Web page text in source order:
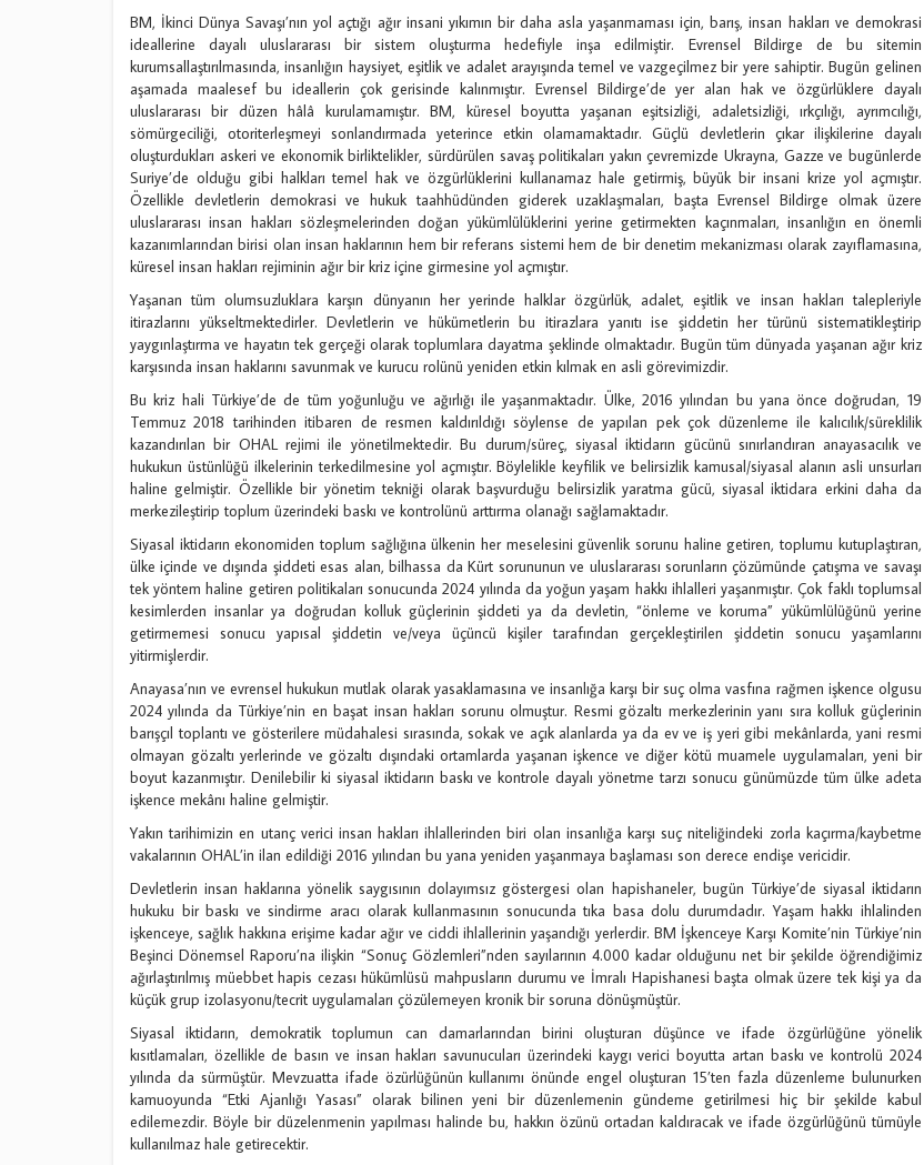
BM, İkinci Dünya Savaşı’nın yol açtığı ağır insani yıkımın bir daha asla yaşanmaması için, barış, insan hakları ve demokrasi
ideallerine dayalı uluslararası bir sistem oluşturma hedefiyle inşa edilmiştir. Evrensel Bildirge de bu sitemin
kurumsallaştırılmasında, insanlığın haysiyet, eşitlik ve adalet arayışında temel ve vazgeçilmez bir yere sahiptir. Bugün gelinen
aşamada maalesef bu ideallerin çok gerisinde kalınmıştır. Evrensel Bildirge’de yer alan hak ve özgürlüklere dayalı
uluslararası bir düzen hâlâ kurulamamıştır. BM, küresel boyutta yaşanan eşitsizliği, adaletsizliği, ırkçılığı, ayrımcılığı,
sömürgeciliği, otoriterleşmeyi sonlandırmada yeterince etkin olamamaktadır. Güçlü devletlerin çıkar ilişkilerine dayalı
oluşturdukları askeri ve ekonomik birliktelikler, sürdürülen savaş politikaları yakın çevremizde Ukrayna, Gazze ve bugünlerde
Suriye’de olduğu gibi halkları temel hak ve özgürlüklerini kullanamaz hale getirmiş, büyük bir insani krize yol açmıştır.
Özellikle devletlerin demokrasi ve hukuk taahhüdünden giderek uzaklaşmaları, başta Evrensel Bildirge olmak üzere
uluslararası insan hakları sözleşmelerinden doğan yükümlülüklerini yerine getirmekten kaçınmaları, insanlığın en önemli
kazanımlarından birisi olan insan haklarının hem bir referans sistemi hem de bir denetim mekanizması olarak zayıflamasına,
küresel insan hakları rejiminin ağır bir kriz içine girmesine yol açmıştır.
Yaşanan tüm olumsuzluklara karşın dünyanın her yerinde halklar özgürlük, adalet, eşitlik ve insan hakları talepleriyle
itirazlarını yükseltmektedirler. Devletlerin ve hükümetlerin bu itirazlara yanıtı ise şiddetin her türünü sistematikleştirip
yaygınlaştırma ve hayatın tek gerçeği olarak toplumlara dayatma şeklinde olmaktadır. Bugün tüm dünyada yaşanan ağır kriz
karşısında insan haklarını savunmak ve kurucu rolünü yeniden etkin kılmak en asli görevimizdir.
Bu kriz hali Türkiye’de de tüm yoğunluğu ve ağırlığı ile yaşanmaktadır. Ülke, 2016 yılından bu yana önce doğrudan, 19
Temmuz 2018 tarihinden itibaren de resmen kaldırıldığı söylense de yapılan pek çok düzenleme ile kalıcılık/süreklilik
kazandırılan bir OHAL rejimi ile yönetilmektedir. Bu durum/süreç, siyasal iktidarın gücünü sınırlandıran anayasacılık ve
hukukun üstünlüğü ilkelerinin terkedilmesine yol açmıştır. Böylelikle keyfilik ve belirsizlik kamusal/siyasal alanın asli unsurları
haline gelmiştir. Özellikle bir yönetim tekniği olarak başvurduğu belirsizlik yaratma gücü, siyasal iktidara erkini daha da
merkezileştirip toplum üzerindeki baskı ve kontrolünü arttırma olanağı sağlamaktadır.
Siyasal iktidarın ekonomiden toplum sağlığına ülkenin her meselesini güvenlik sorunu haline getiren, toplumu kutuplaştıran,
ülke içinde ve dışında şiddeti esas alan, bilhassa da Kürt sorununun ve uluslararası sorunların çözümünde çatışma ve savaşı
tek yöntem haline getiren politikaları sonucunda 2024 yılında da yoğun yaşam hakkı ihlalleri yaşanmıştır. Çok faklı toplumsal
kesimlerden insanlar ya doğrudan kolluk güçlerinin şiddeti ya da devletin, “önleme ve koruma” yükümlülüğünü yerine
getirmemesi sonucu yapısal şiddetin ve/veya üçüncü kişiler tarafından gerçekleştirilen şiddetin sonucu yaşamlarını
yitirmişlerdir.
Anayasa’nın ve evrensel hukukun mutlak olarak yasaklamasına ve insanlığa karşı bir suç olma vasfına rağmen işkence olgusu
2024 yılında da Türkiye’nin en başat insan hakları sorunu olmuştur. Resmi gözaltı merkezlerinin yanı sıra kolluk güçlerinin
barışçıl toplantı ve gösterilere müdahalesi sırasında, sokak ve açık alanlarda ya da ev ve iş yeri gibi mekânlarda, yani resmi
olmayan gözaltı yerlerinde ve gözaltı dışındaki ortamlarda yaşanan işkence ve diğer kötü muamele uygulamaları, yeni bir
boyut kazanmıştır. Denilebilir ki siyasal iktidarın baskı ve kontrole dayalı yönetme tarzı sonucu günümüzde tüm ülke adeta
işkence mekânı haline gelmiştir.
Yakın tarihimizin en utanç verici insan hakları ihlallerinden biri olan insanlığa karşı suç niteliğindeki zorla kaçırma/kaybetme
vakalarının OHAL’in ilan edildiği 2016 yılından bu yana yeniden yaşanmaya başlaması son derece endişe vericidir.
Devletlerin insan haklarına yönelik saygısının dolayımsız göstergesi olan hapishaneler, bugün Türkiye’de siyasal iktidarın
hukuku bir baskı ve sindirme aracı olarak kullanmasının sonucunda tıka basa dolu durumdadır. Yaşam hakkı ihlalinden
işkenceye, sağlık hakkına erişime kadar ağır ve ciddi ihlallerinin yaşandığı yerlerdir. BM İşkenceye Karşı Komite’nin Türkiye’nin
Beşinci Dönemsel Raporu’na ilişkin “Sonuç Gözlemleri”nden sayılarının 4.000 kadar olduğunu net bir şekilde öğrendiğimiz
ağırlaştırılmış müebbet hapis cezası hükümlüsü mahpusların durumu ve İmralı Hapishanesi başta olmak üzere tek kişi ya da
küçük grup izolasyonu/tecrit uygulamaları çözülemeyen kronik bir soruna dönüşmüştür.
Siyasal iktidarın, demokratik toplumun can damarlarından birini oluşturan düşünce ve ifade özgürlüğüne yönelik
kısıtlamaları, özellikle de basın ve insan hakları savunucuları üzerindeki kaygı verici boyutta artan baskı ve kontrolü 2024
yılında da sürmüştür. Mevzuatta ifade özürlüğünün kullanımı önünde engel oluşturan 15’ten fazla düzenleme bulunurken
kamuoyunda “Etki Ajanlığı Yasası” olarak bilinen yeni bir düzenlemenin gündeme getirilmesi hiç bir şekilde kabul
edilemezdir. Böyle bir düzelenmenin yapılması halinde bu, hakkın özünü ortadan kaldıracak ve ifade özgürlüğünü tümüyle
kullanılmaz hale getirecektir.